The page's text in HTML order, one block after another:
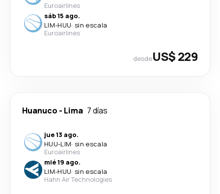
Euroairlines
sáb 15 ago.
LIM-HUU· sin escala
Euroairlines
desdeUS$ 229
Huanuco - Lima 7 días
jue 13 ago.
HUU-LIM· sin escala
Euroairlines
mié 19 ago.
LIM-HUU· sin escala
Hahn Air Technologies